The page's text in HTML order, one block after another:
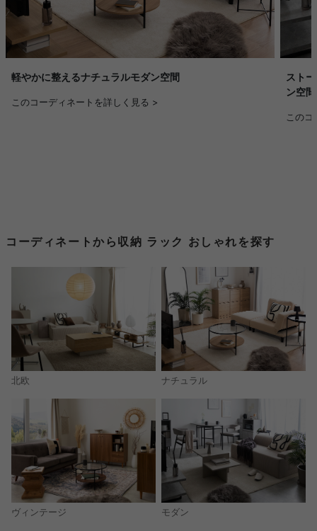
軽やかに整えるナチュラルモダン空間
このコーディネートを詳しく見る >
スト
ン空間
この
コーディネートから収納 ラック おしゃれを探す
北欧 ナチュラル
ヴィンテージ モダン